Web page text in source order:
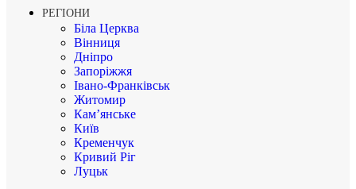
РЕГІОНИ
Біла Церква
Вінниця
Дніпро
Запоріжжя
Івано-Франківськ
Житомир
Кам’янське
Київ
Кременчук
Кривий Ріг
Луцьк